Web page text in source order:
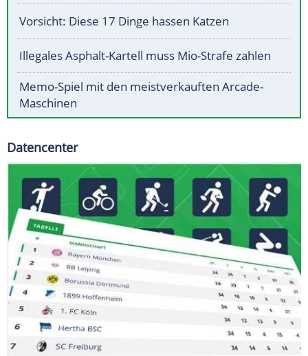
Vorsicht: Diese 17 Dinge hassen Katzen
Illegales Asphalt-Kartell muss Mio-Strafe zahlen
Memo-Spiel mit den meistverkauften Arcade-
Maschinen
Datencenter